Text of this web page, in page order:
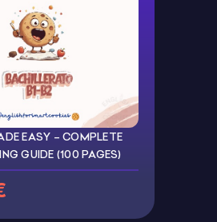
EASY – COMPLETE
GUIDE (100 PAGES)